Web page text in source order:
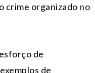
crime organizado no
de
de